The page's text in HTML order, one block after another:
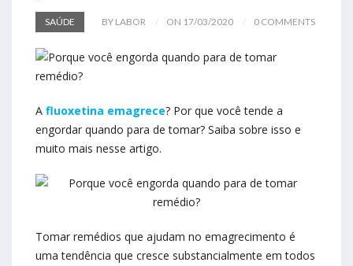
SAÚDE BY LABOR ON 17/03/2020 0 COMMENTS
A fluoxetina emagrece? Por que você tende a
engordar quando para de tomar? Saiba sobre isso e
muito mais nesse artigo.
Tomar remédios que ajudam no emagrecimento é
uma tendência que cresce substancialmente em todos